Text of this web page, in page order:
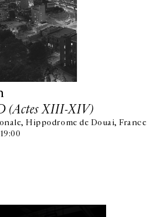
(Actes XIII-XIV)
Hippodrome de Douai, France